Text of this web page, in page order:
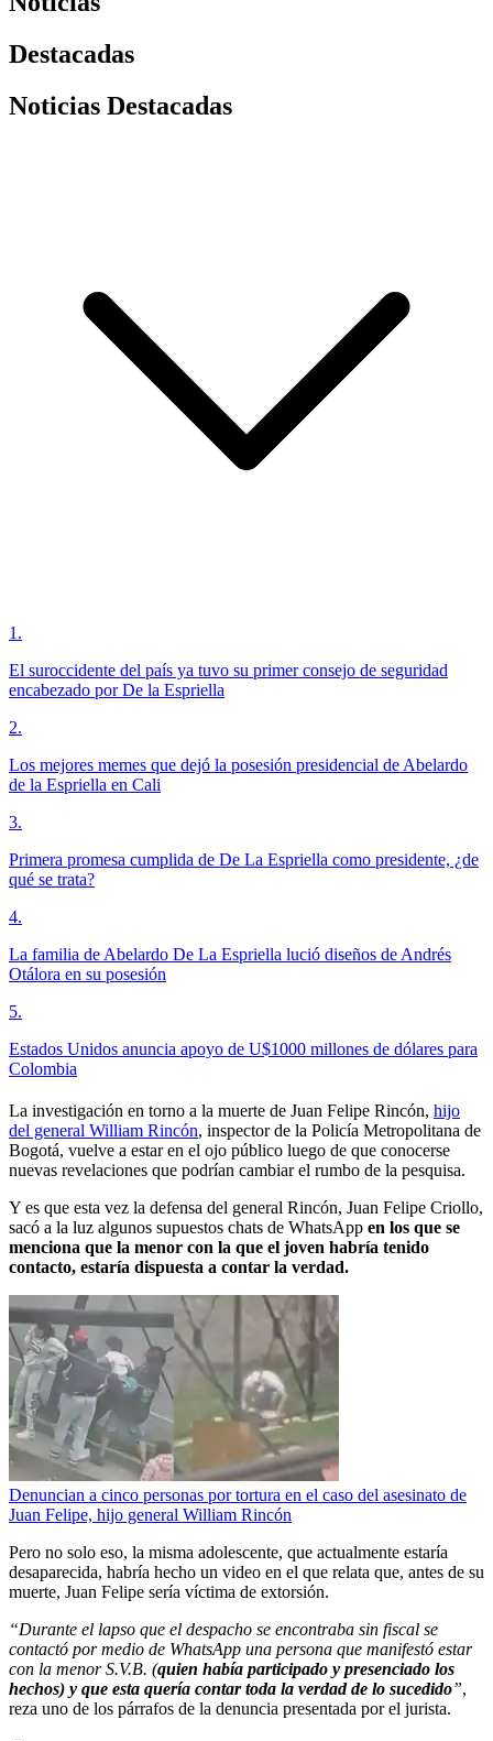
Destacadas
Noticias Destacadas
1 .
El suroccidente del país ya tuvo su primer consejo de seguridad
encabezado por De la Espriella
2.
Los mejores memes que dejó la posesión presidencial de Abelardo
de la Espriella en Cali
3.
Primera promesa cumplida de De La Espriella como presidente, ¿de
qué se trata?
4.
La familia de Abelardo De La Espriella lució diseños de Andrés
Otálora en su posesión
5.
Estados Unidos anuncia apoyo de U$1000 millones de dólares para
Colombia
La investigación en torno a la muerte de Juan Felipe Rincón, hijo
del general William Rincón, inspector de la Policía Metropolitana de
Bogotá, vuelve a estar en el ojo público luego de que conocerse
nuevas revelaciones que podrían cambiar el rumbo de la pesquisa.
Y es que esta vez la defensa del general Rincón, Juan Felipe Criollo,
sacó a la luz algunos supuestos chats de WhatsApp en los que se
menciona que la menor con la que el joven habría tenido
contacto, estaría dispuesta a contar la verdad.
Denuncian a cinco personas por tortura en el caso del asesinato de
Juan Felipe, hijo general William Rincón
Pero no solo eso, la misma adolescente, que actualmente estaría
desaparecida, habría hecho un video en el que relata que, antes de su
muerte, Juan Felipe sería víctima de extorsión.
“Durante el lapso que el despacho se encontraba sin fiscal se
contactó por medio de WhatsApp una persona que manifestó estar
con la menor S.V.B. (quien había participado y presenciado los
hechos) y que esta quería contar toda la verdad de lo sucedido”,
reza uno de los párrafos de la denuncia presentada por el jurista.